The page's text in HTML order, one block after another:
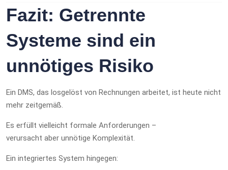
Fazit: Getrennte
Systeme sind ein
unnötiges Risiko
Ein DMS, das losgelöst von Rechnungen arbeitet, ist heute nicht
mehr zeitgemäß.
Es erfüllt vielleicht formale Anforderungen –
verursacht aber unnötige Komplexität.
Ein integriertes System hingegen: